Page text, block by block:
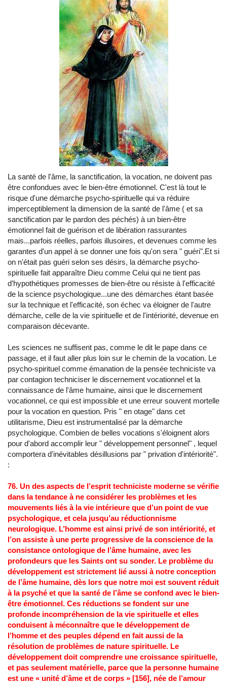
La santé de l'âme, la sanctification, la vocation, ne doivent pas
être confondues avec le bien-être émotionnel. C'est là tout le
risque d'une démarche psycho-spirituelle qui va réduire
imperceptiblement la dimension de la santé de l'âme ( et sa
sanctification par le pardon des péchés) à un bien-être
émotionnel fait de guérison et de libération rassurantes
mais...parfois réelles, parfois illusoires, et devenues comme les
garantes d'un appel à se donner une fois qu'on sera " guéri".Et si
on n'était pas guéri selon ses désirs, la démarche psycho-
spirituelle fait apparaître Dieu comme Celui qui ne tient pas
d’hypothétiques promesses de bien-être ou résiste à l'efficacité
de la science psychologique...une des démarches étant basée
sur la technique et l'efficacité, son échec va éloigner de l'autre
démarche, celle de la vie spirituelle et de l'intériorité, devenue en
comparaison décevante.
Les sciences ne suffisent pas, comme le dit le pape dans ce
passage, et il faut aller plus loin sur le chemin de la vocation. Le
psycho-spirituel comme émanation de la pensée techniciste va
par contagion techniciser le discernement vocationnel et la
connaissance de l'âme humaine, ainsi que le discernement
vocationnel, ce qui est impossible et une erreur souvent mortelle
pour la vocation en question. Pris " en otage" dans cet
utilitarisme, Dieu est instrumentalisé par la démarche
psychologique. Combien de belles vocations s'éloignent alors
pour d'abord accomplir leur " développement personnel" , lequel
comportera d'inévitables désillusions par " privation d'intériorité".
:
76. Un des aspects de l’esprit techniciste moderne se vérifie
dans la tendance à ne considérer les problèmes et les
mouvements liés à la vie intérieure que d’un point de vue
psychologique, et cela jusqu’au réductionnisme
neurologique. L’homme est ainsi privé de son intériorité, et
l’on assiste à une perte progressive de la conscience de la
consistance ontologique de l’âme humaine, avec les
profondeurs que les Saints ont su sonder. Le problème du
développement est strictement lié aussi à notre conception
de l’âme humaine, dès lors que notre moi est souvent réduit
à la psyché et que la santé de l’âme se confond avec le bien-
être émotionnel. Ces réductions se fondent sur une
profonde incompréhension de la vie spirituelle et elles
conduisent à méconnaître que le développement de
l’homme et des peuples dépend en fait aussi de la
résolution de problèmes de nature spirituelle. Le
développement doit comprendre une croissance spirituelle,
et pas seulement matérielle, parce que la personne humaine
est une « unité d’âme et de corps » [156], née de l’amour